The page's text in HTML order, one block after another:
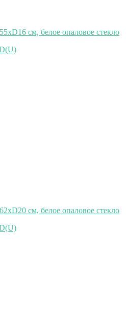
см, белое опаловое стекло
см, белое опаловое стекло